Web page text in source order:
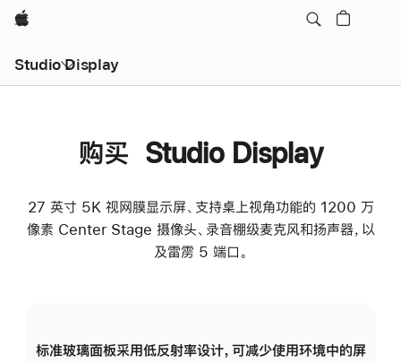
Apple
Studio Display
购买 Studio Display
27 英寸 5K 视网膜显示屏、支持桌上视角功能的 1200 万
像素 Center Stage 摄像头、录音棚级麦克风和扬声器，以
及雷雳 5 端口。
标准玻璃面板采用低反射率设计，可减少使用环境中的屏